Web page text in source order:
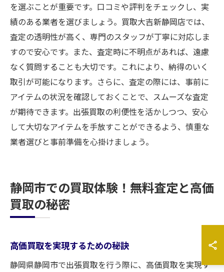
を選ぶことが重要です。口コミや評判をチェックし、実
績のある業者を選びましょう。買取大吉新静岡店では、
査定の透明性が高く、専門のスタッフが丁寧に対応しま
すので安心です。また、査定時に不明点があれば、遠慮
なく質問することも大切です。これにより、納得のいく
取引が可能になります。さらに、査定の際には、事前に
アイテムの状況を確認しておくことで、スムーズな査定
が期待できます。出張買取の利便性を活かしつつ、安心
して大切なアイテムを手放すことができるよう、慎重な
業者選びと事前準備を心掛けましょう。
静岡市での買取体験！無料査定と高価
買取の秘密
高価買取を実現するための秘訣
静岡県静岡市で出張買取を行う際に、高価買取を実現す